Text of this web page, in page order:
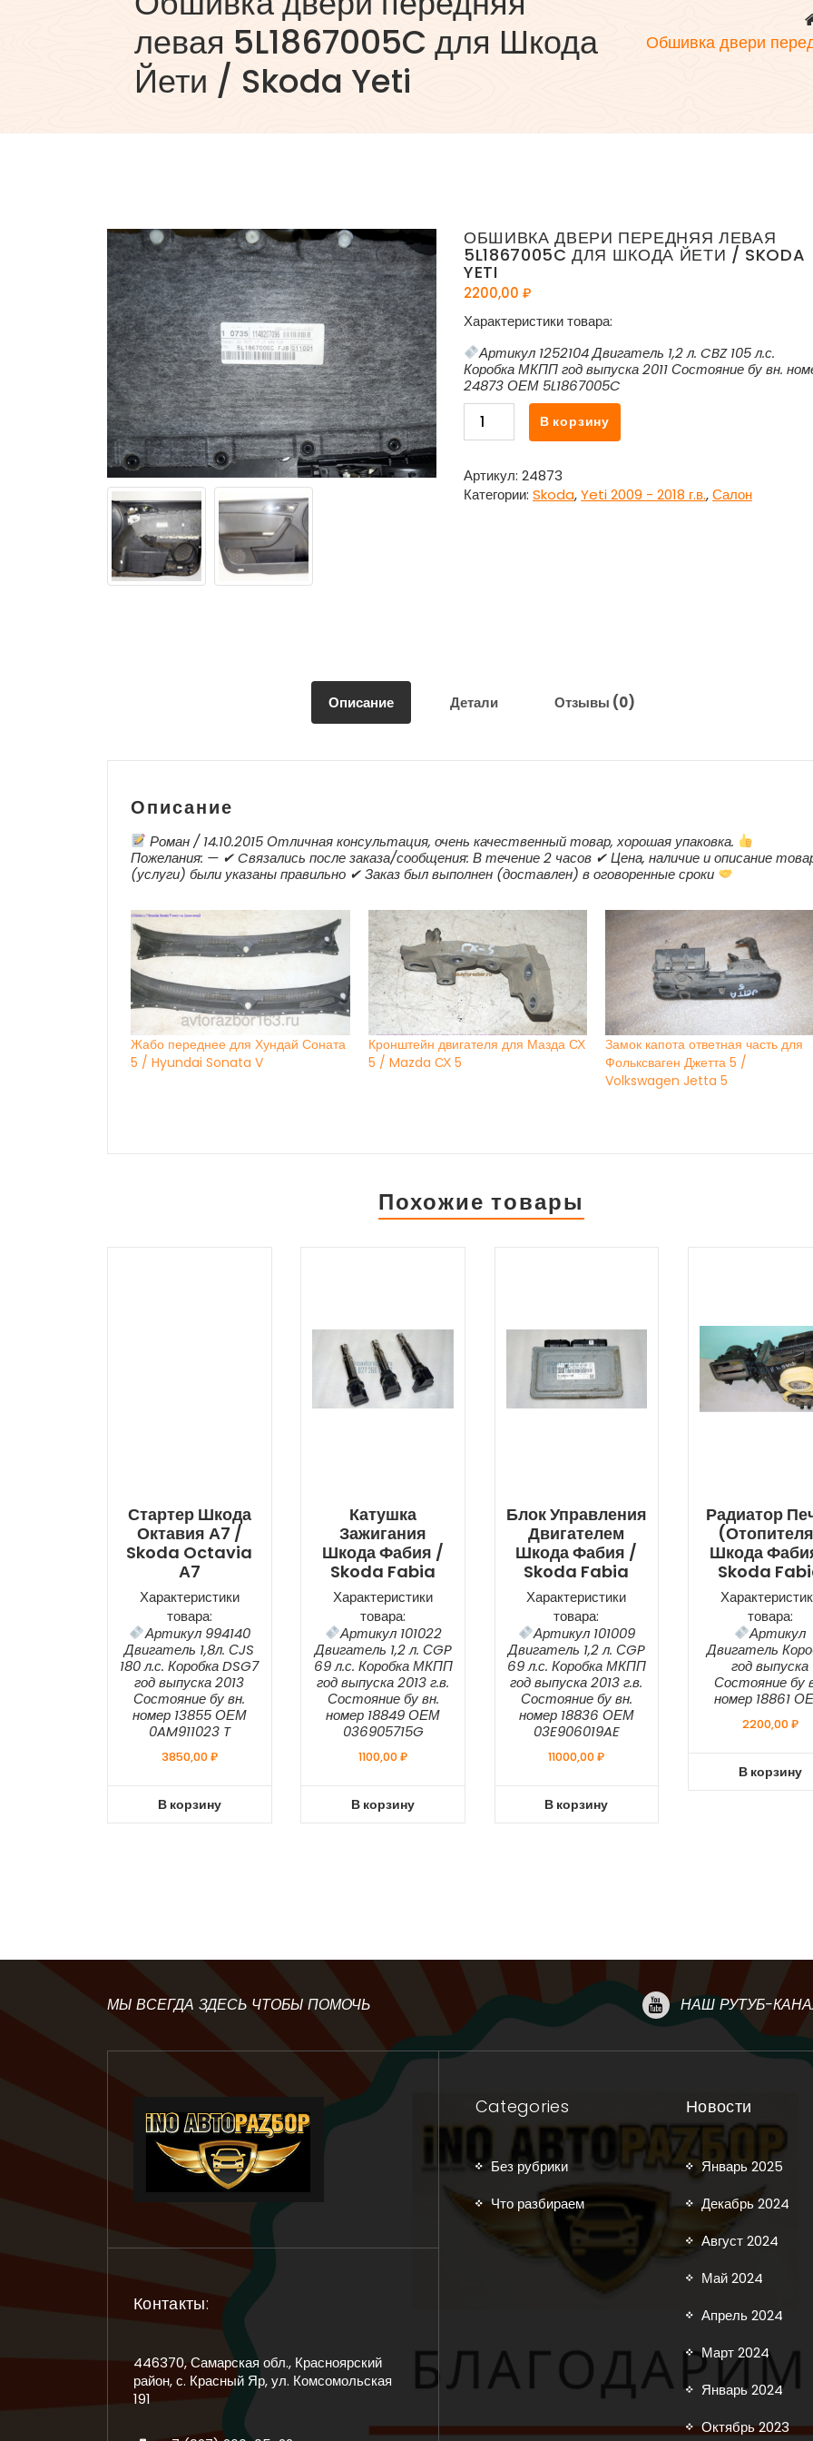
левая 5L1867005C для Шкода
Йети / Skoda Yeti
Обшивка двери
ОБШИВКА ДВЕРИ ПЕРЕДНЯЯ ЛЕВАЯ
5L1867005C ДЛЯ ШКОДА ЙЕТИ / SKODA
YETI
2200,00 ₽
Характеристики товара:
Артикул 1252104 Двигатель 1,2 л. CBZ 105 л.с.
Коробка МКПП год выпуска 2011 Состояние бу вн.
24873 ОЕМ 5L1867005C
Количество
товара
двери
передняя
В корзину
Артикул: 24873
Категории: Skoda,Yeti 2009 - 2018 г.в.,Салон
Описание Детали Отзывы (0)
Описание
Роман / 14.10.2015 Отличная консультация, очень качественный товар, хорошая упаковка.
Пожелания: — ✔ Cвязались после заказа/сообщения: В течение 2 часов ✔ Цена, наличие и описание
(услуги) были указаны правильно ✔ Заказ был выполнен (доставлен) в оговоренные сроки
Жабо переднее для Хундай Соната
5 / Hyundai Sonata V
Кронштейн двигателя для Мазда СХ
5 / Mazda СХ 5
Замок капота ответная часть для
Фольксваген Джетта 5 /
Volkswagen Jetta 5
Похожие товары
Стартер Шкода
Октавия А7 /
Skoda Octavia
А7
Характеристики
товара:
Артикул 994140
Двигатель 1,8л. СJS
180 л.с. Коробка DSG7
год выпуска 2013
Состояние бу вн.
номер 13855 ОЕМ
0AM911023 T
3850,00₽
В корзину
Катушка
Зажигания
Шкода Фабия /
Skoda Fabia
Характеристики
товара:
Артикул 101022
Двигатель 1,2 л. СGP
69 л.с. Коробка МКПП
год выпуска 2013 г.в.
Состояние бу вн.
номер 18849 ОЕМ
036905715G
1100,00₽
В корзину
Блок Управления
Двигателем
Шкода Фабия /
Skoda Fabia
Характеристики
товара:
Артикул 101009
Двигатель 1,2 л. СGP
69 л.с. Коробка МКПП
год выпуска 2013 г.в.
Состояние бу вн.
номер 18836 ОЕМ
03E906019AE
11000,00₽
В корзину
Радиатор
Шкода
Skoda
товара:
Артикул
Двигатель
год выпуска
Состояние бу
номер 18861
2200,00₽
В корзину
МЫ ВСЕГДА ЗДЕСЬ ЧТОБЫ ПОМОЧЬ НАШ РУТУБ-
Контакты:
446370, Самарская обл., Красноярский
район, с. Красный Яр, ул. Комсомольская
191
Categories
Без рубрики
Что разбираем
Новости
Январь 2025
Декабрь 2024
Август 2024
Май 2024
Апрель 2024
Март 2024
Январь 2024
Октябрь 2023